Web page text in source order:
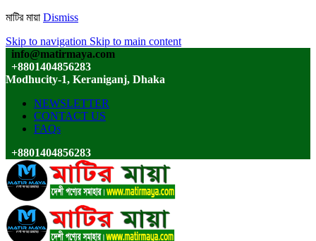
মাটির মায়া Dismiss
Skip to navigation Skip to main content
info@matirmaya.com
+8801404856283
Modhucity-1, Keraniganj, Dhaka
NEWSLETTER
CONTACT US
FAQs
+8801404856283